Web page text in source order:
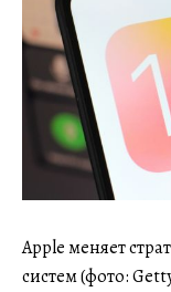
Apple меняет
систем (фото: